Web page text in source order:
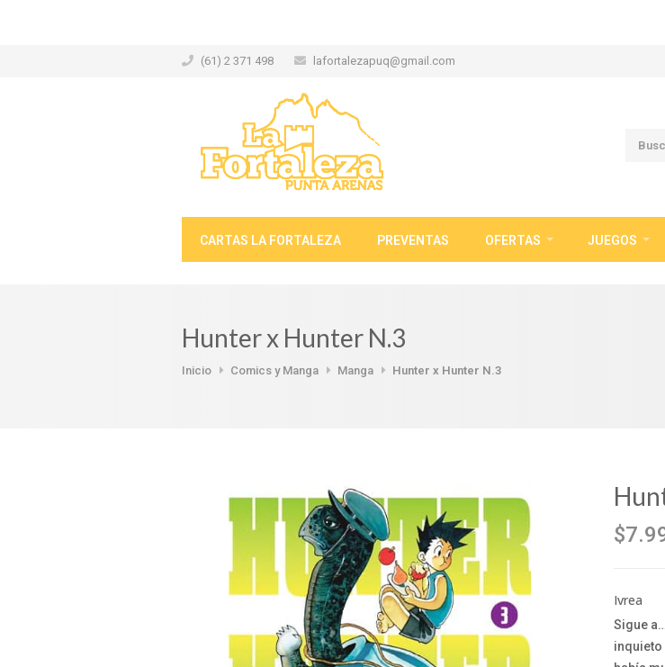
(61) 2 371 498 lafortalezapuq@gmail.com
CARTAS LA FORTALEZA PREVENTAS OFERTAS JUEGOS
Hunter x Hunter N.3
Inicio Comics y Manga Manga Hunter x Hunter N.3
Ivrea
Sigue
inquieto